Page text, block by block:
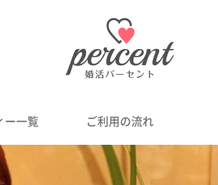
ー一覧 ご利用の流れ